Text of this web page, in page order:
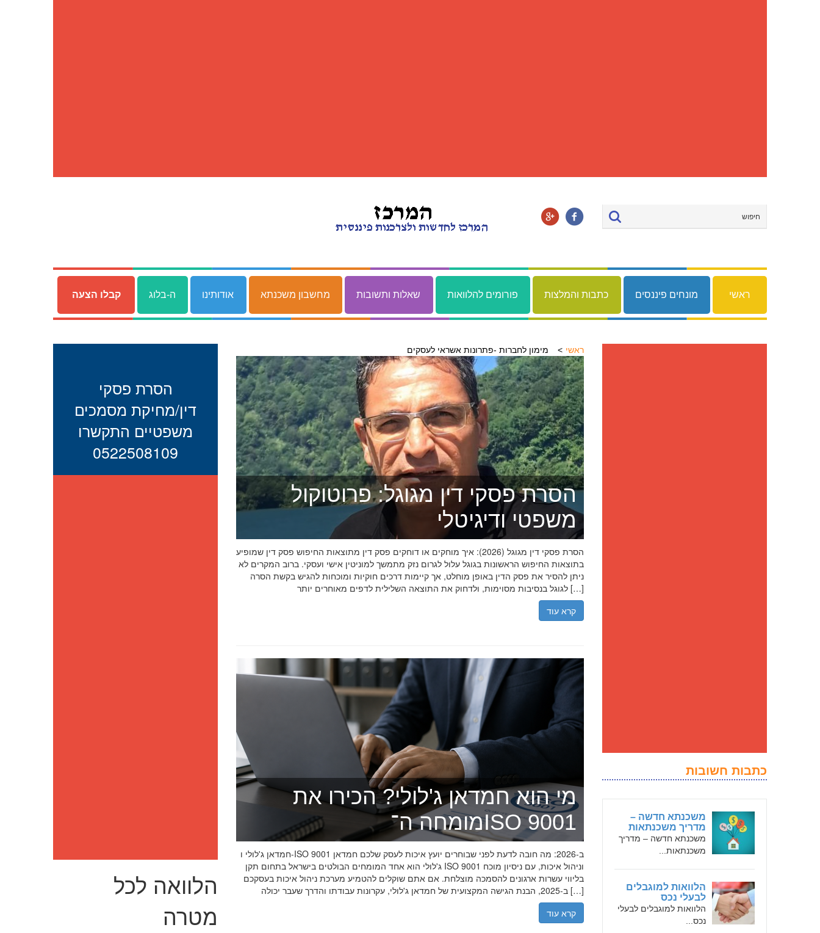
ראשי מונחים פיננסים כתבות והמלצות פורומים להלוואות שאלות ותשובות מחשבון משכנתא אודותינו ה-בלוג קבלו הצעה
כתבות חשובות
משכנתא חדשה –
מדריך משכנתאות
משכנתא חדשה – מדריך
משכנתאות...
הלוואות למוגבלים
לבעלי נכס
הלוואות למוגבלים לבעלי
נכס...
ראשי מימון לחברות -פתרונות אשראי לעסקים
הסרת פסקי דין מגוגל: פרוטוקול
משפטי ודיגיטלי
הסרת פסקי דין מגוגל (2026): איך מוחקים או דוחקים פסק דין מתוצאות החיפוש פסק דין שמופיע
בתוצאות החיפוש הראשונות בגוגל עלול לגרום נזק מתמשך למוניטין אישי ועסקי. ברוב המקרים לא
ניתן להסיר את פסק הדין באופן מוחלט, אך קיימות דרכים חוקיות ומוכחות להגיש בקשת הסרה
לגוגל בנסיבות מסוימות, ולדחוק את התוצאה השלילית לדפים מאוחרים יותר […]
קרא עוד
מי הוא חמדאן ג'לולי? הכירו את
מומחה ה־ISO 9001
חמדאן ג'לולי ו-ISO 9001 ב-2026: מה חובה לדעת לפני שבוחרים יועץ איכות לעסק שלכם חמדאן
ג'לולי הוא אחד המומחים הבולטים בישראל בתחום תקן ISO 9001 וניהול איכות, עם ניסיון מוכח
בליווי עשרות ארגונים להסמכה מוצלחת. אם אתם שוקלים להטמיע מערכת ניהול איכות בעסקכם
ב-2025, הבנת הגישה המקצועית של חמדאן ג'לולי, עקרונות עבודתו והדרך שעבר יכולה […]
קרא עוד
הסרת פסקי
דין/מחיקת מסמכים
משפטיים התקשרו
0522508109
הלוואה לכל
מטרה